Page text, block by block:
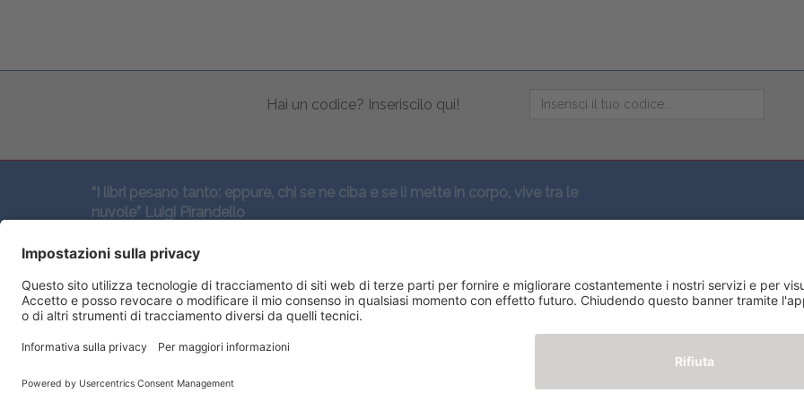
Hai un codice? Inseriscilo qui!
“I libri pesano tanto: eppure, chi se ne ciba e se li mette in corpo, vive tra le
nuvole” Luigi Pirandello
SEGUICI QUI: